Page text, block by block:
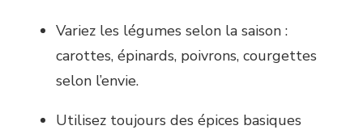
Variez les légumes selon la saison :
carottes, épinards, poivrons, courgettes
selon l’envie.
Utilisez toujours des épices basiques